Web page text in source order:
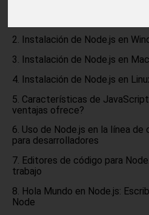
Instalación de Node.js en
Instalación de Node.js en
Instalación de Node.js en
Características de
ventajas ofrece?
Uso de Node.js en la línea de
para desarrolladores
Editores de código para
trabajo
Hola Mundo en Node.js:
Node